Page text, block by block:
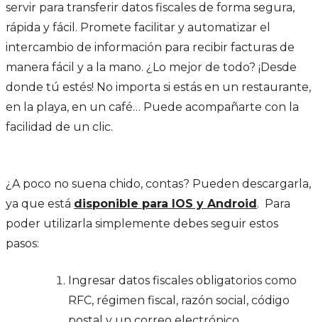
servir para transferir datos fiscales de forma segura,
rápida y fácil. Promete facilitar y automatizar el
intercambio de información para recibir facturas de
manera fácil y a la mano. ¿Lo mejor de todo? ¡Desde
donde tú estés! No importa si estás en un restaurante,
en la playa, en un café… Puede acompañarte con la
facilidad de un clic.
¿A poco no suena chido, contas? Pueden descargarla,
ya que está disponible para IOS y Android . Para
poder utilizarla simplemente debes seguir estos
pasos:
Ingresar datos fiscales obligatorios como
RFC, régimen fiscal, razón social, código